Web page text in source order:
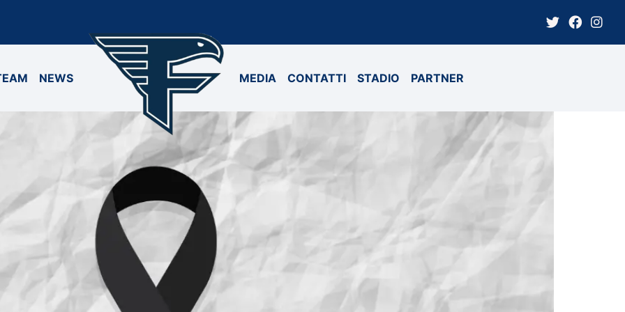
NEWS MEDIA CONTATTI STADIO PARTNER